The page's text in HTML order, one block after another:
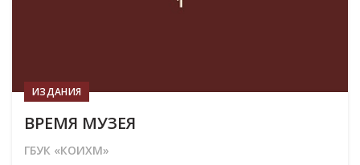
ИЗДАНИЯ
ВРЕМЯ МУЗЕЯ
ГБУК «КОИХМ»